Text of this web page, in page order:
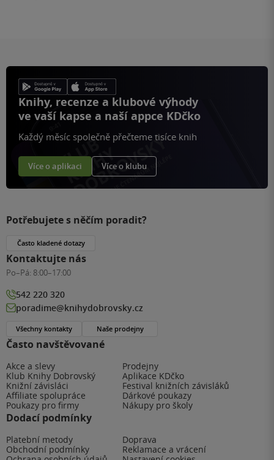
Knihy, recenze a klubové výhody
ve vaší kapse a naší appce KDčko
Každý měsíc společně přečteme tisíce knih
Více o aplikaci Více o klubu
Často navštěvované
Akce a slevy
Prodejny
Klub Knihy Dobrovský
Aplikace KDčko
Knižní závisláci
Festival knižních závisláků
Affiliate spolupráce
Dárkové poukazy
Poukazy pro firmy
Nákupy pro školy
Dodací podmínky
Platební metody
Doprava
Obchodní podmínky
Reklamace a vrácení
Potřebujete s něčím poradit?
Často kladené dotazy
Kontaktujte nás
Po–Pá: 8:00–17:00
542 220 320
poradime@knihydobrovsky.cz
Všechny kontakty Naše prodejny